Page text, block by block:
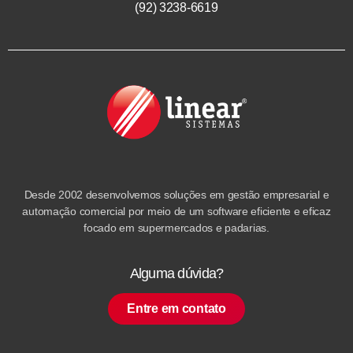
(92) 3238-6619
Desde 2002 desenvolvemos soluções em gestão empresarial e
automação comercial por meio de um software eficiente e eficaz
focado em supermercados e padarias.
Alguma dúvida?
Entre em contato